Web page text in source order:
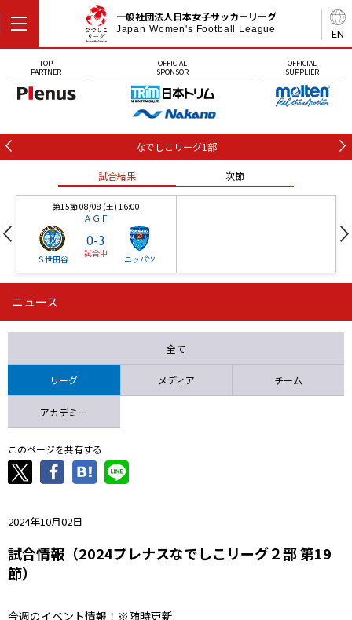
EN
一般社団法人日本女子サッカーリーグ
Japan Women's Football League
TOP
PARTNER
OFFICIAL
SPONSOR
OFFICIAL
SUPPLIER
なでしこリーグ1部
試合結果 次節
第15節 08/08 (土) 16:00
ＡＧＦ
Ｓ世田谷
0-3
試合中
ニッパツ
第16節 09/05 (土) 15:00
ニッパツ 石人の星
ニュース
全て
リーグ メディア チーム
アカデミー
このページを共有する
2024年10月02日
試合情報（2024プレナスなでしこリーグ２部 第19
節）
今週のイベント情報！※随時更新